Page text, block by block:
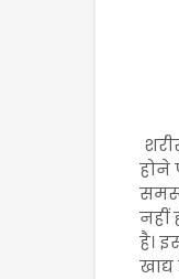
होने
नहीं
है।